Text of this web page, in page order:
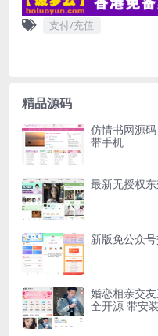
支付/充值
精品源码
仿情书网源
带手机
最新无授权
新版免公众
婚恋相亲交
全开源 带安